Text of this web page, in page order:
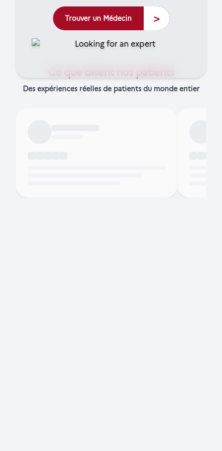
Trouver un Médecin >
Ce que disent nos patients
Des expériences réelles de patients du monde entier